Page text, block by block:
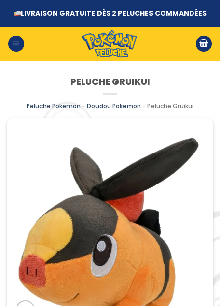
contenu
PELUCHE GRUIKUI
Peluche Pokemon - Doudou Pokemon - Peluche Gruikui